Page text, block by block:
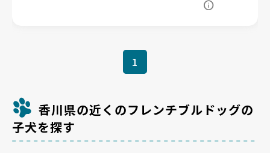
1
香川県の近くのフレンチブルドッグの
子犬を探す